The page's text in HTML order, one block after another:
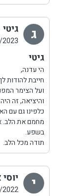
ג גיטי
גיטי
הי עדנה,
חייבת להודות
ועל הצימר
והיציאה, זה
כלפינו גם עם
מחמם את הלב.
בשפע.
תודה מכל הלב.
י